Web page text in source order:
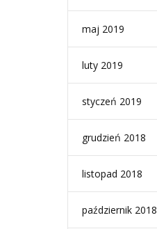
maj 2019
luty 2019
styczeń 2019
grudzień 2018
listopad 2018
październik 2018